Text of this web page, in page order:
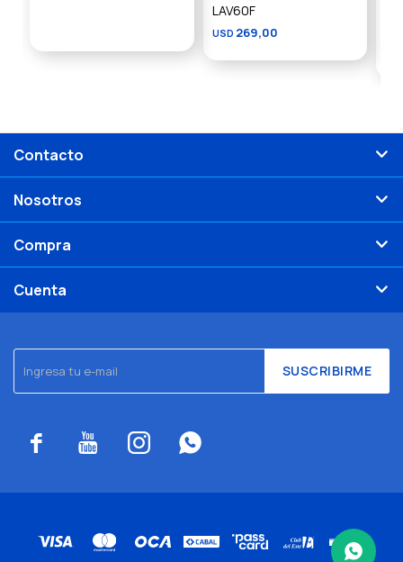
LAV60F
USD 269,00
SUSCRIBIRME
   
Contacto
Nosotros
Compra
Cuenta